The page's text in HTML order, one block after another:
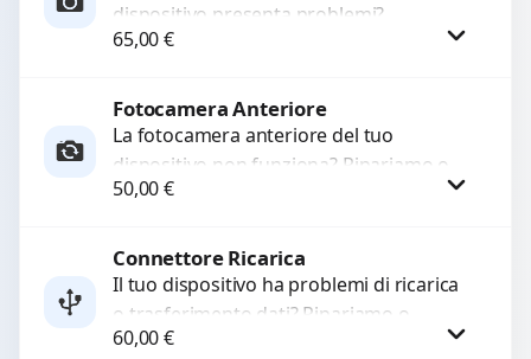
dispositivo presenta problemi?
Interveniamo per risolvere guasti come
funzionante,...
65,00€
Procedi
Fotocamera Anteriore
La fotocamera anteriore del tuo
dispositivo non funziona? Ripariamo o
sostituiamo fotocamere guaste con
a...
50,00€
Procedi
Connettore Ricarica
Il tuo dispositivo ha problemi di ricarica
o trasferimento dati? Ripariamo o
sostituiamo connettori di ricarica guasti,
60,00€